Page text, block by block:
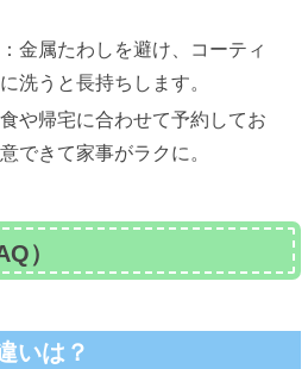
：金属たわしを避け、コーティ
洗うと長持ちします。
食や帰宅に合わせて予約してお
できて家事がラクに。
）
いは？